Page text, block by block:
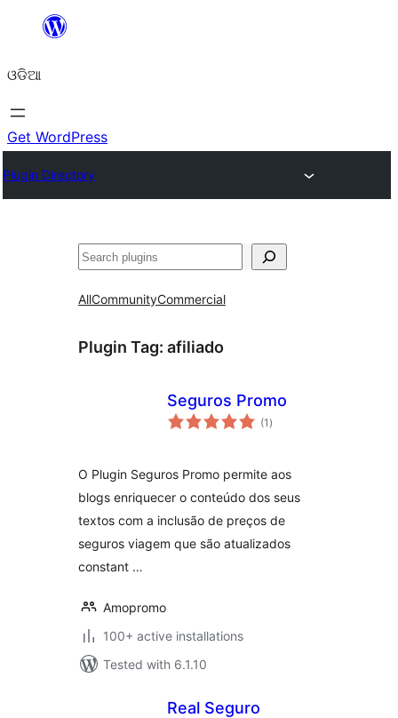
content
ଓଡିଆ
Get WordPress
Plugin Directory
ସନ୍ଧାନ
AllCommunityCommercial
Plugin Tag: afiliado
Seguros Promo
(1 total
ratings
)
O Plugin Seguros Promo permite aos
blogs enriquecer o conteúdo dos seus
textos com a inclusão de preços de
seguros viagem que são atualizados
constant …
Amopromo
100+ active installations
Tested with 6.1.10
Real Seguro